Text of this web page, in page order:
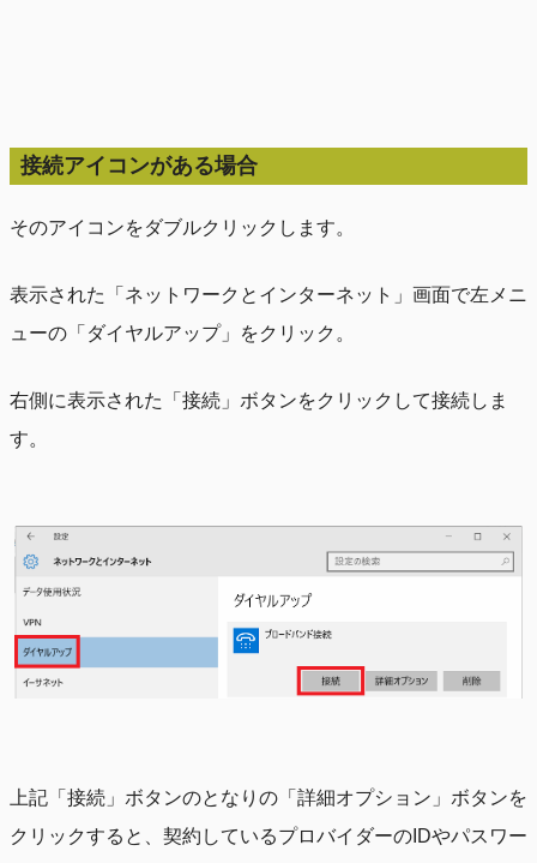
接続アイコンがある場合
そのアイコンをダブルクリックします。
表示された「ネットワークとインターネット」画面で左メニ
ューの「ダイヤルアップ」をクリック。
右側に表示された「接続」ボタンをクリックして接続しま
す。
上記「接続」ボタンのとなりの「詳細オプション」ボタンを
クリックすると、契約しているプロバイダーのIDやパスワー